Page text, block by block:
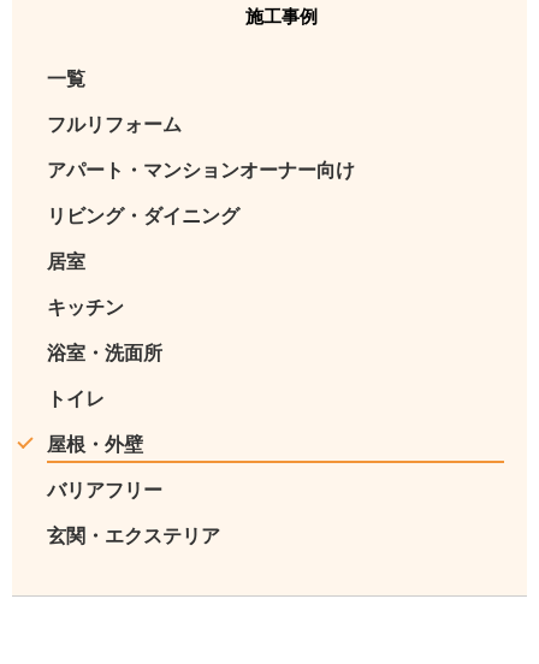
施工事例
一覧
フルリフォーム
アパート・マンションオーナー向け
リビング・ダイニング
居室
キッチン
浴室・洗面所
トイレ
屋根・外壁
バリアフリー
玄関・エクステリア